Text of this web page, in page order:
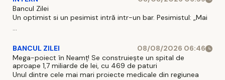
Bancul Zilei
Un optimist si un pesimist intră intr-un bar. Pesimistul: „Mai
...
BANCUL ZILEI
08/08/2026 06:46
Mega-poiect în Neamț! Se construiește un spital de
aproape 1,7 miliarde de lei, cu 469 de paturi
Unul dintre cele mai mari proiecte medicale din regiunea